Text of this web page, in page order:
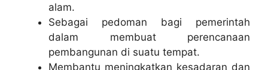
alam.
Sebagai pedoman bagi pemerintah
dalam membuat perencanaan
pembangunan di suatu tempat.
Membantu meningkatkan kesadaran dan